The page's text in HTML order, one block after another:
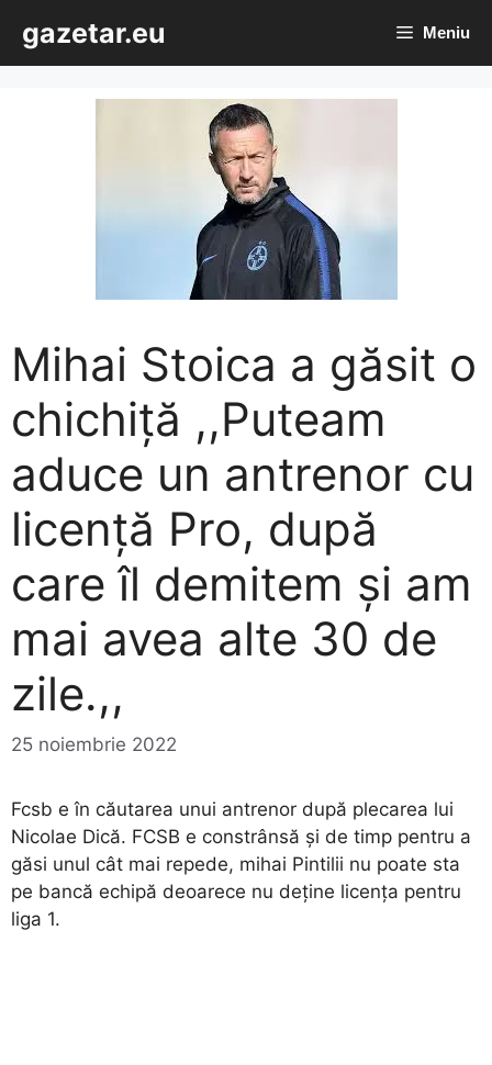
conținut
gazetar.eu Meniu
Mihai Stoica a găsit o
chichiță ,,Puteam
aduce un antrenor cu
licență Pro, după
care îl demitem și am
mai avea alte 30 de
zile.,,
25 noiembrie 2022
Fcsb e în căutarea unui antrenor după plecarea lui
Nicolae Dică. FCSB e constrânsă și de timp pentru a
găsi unul cât mai repede, mihai Pintilii nu poate sta
pe bancă echipă deoarece nu deține licența pentru
liga 1.